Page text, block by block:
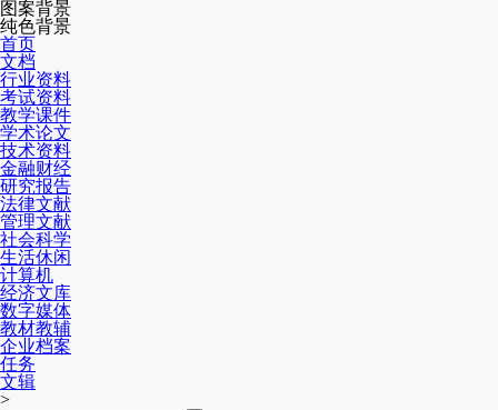
图案背景
纯色背景
首页
文档
行业资料
考试资料
教学课件
学术论文
技术资料
金融财经
研究报告
法律文献
管理文献
社会科学
生活休闲
计算机
经济文库
数字媒体
教材教辅
企业档案
任务
文辑
>